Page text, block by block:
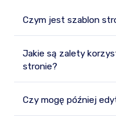
Czym jest szablon
Jakie są zalety
stronie?
Czy mogę później